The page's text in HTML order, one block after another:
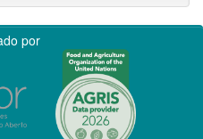
por